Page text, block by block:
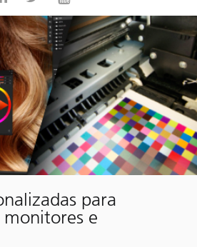
para
e